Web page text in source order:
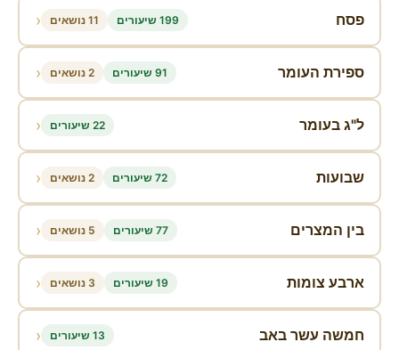
פסח 199 שיעורים 11 נושאים ‹
ספירת העומר 91 שיעורים 2 נושאים ‹
ל"ג בעומר 22 שיעורים ‹
שבועות 72 שיעורים 2 נושאים ‹
בין המצרים 77 שיעורים 5 נושאים ‹
ארבע צומות 19 שיעורים 3 נושאים ‹
חמשה עשר באב 13 שיעורים ‹